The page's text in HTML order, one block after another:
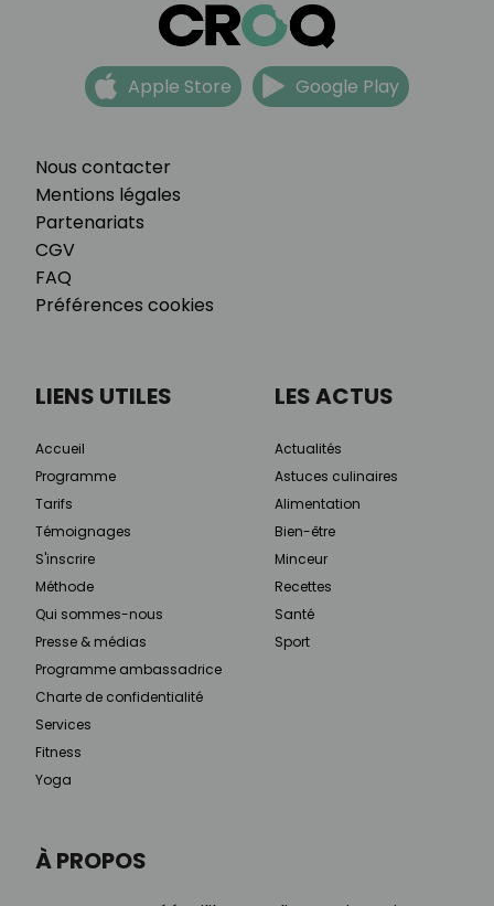
Nous contacter
Mentions légales
Partenariats
CGV
FAQ
Préférences cookies
Apple Store Google Play
À PROPOS
LIENS UTILES
Accueil
Programme
Tarifs
Témoignages
S'inscrire
Méthode
Qui sommes-nous
Presse & médias
Programme ambassadrice
Charte de confidentialité
Services
Fitness
Yoga
LES ACTUS
Actualités
Astuces culinaires
Alimentation
Bien-être
Minceur
Recettes
Santé
Sport